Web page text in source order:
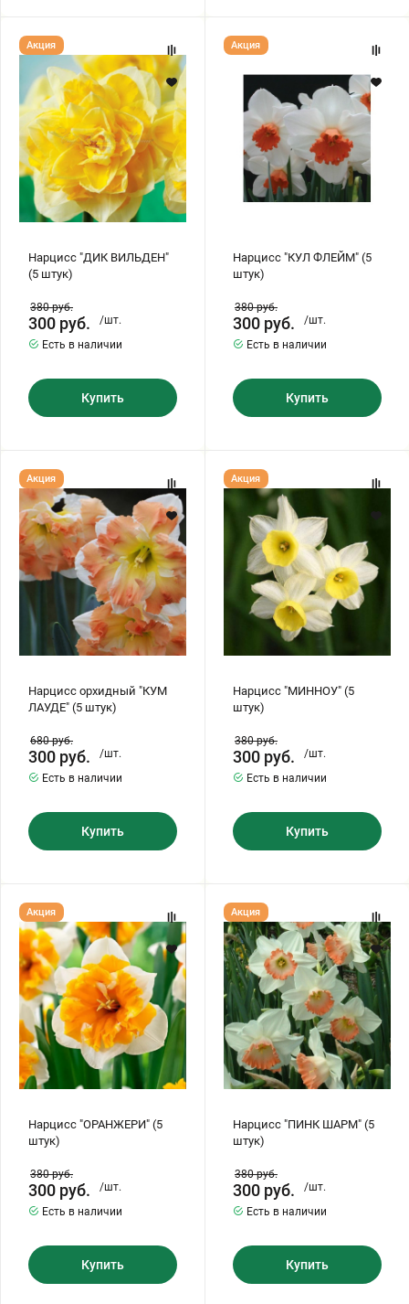
Нарцисс
"ДИК
ВИЛЬДЕН"
штук)
Нарцисс "ДИК ВИЛЬДЕН"
(5 штук)
Акция
380руб.
300 руб.
/шт.
Есть в наличии
Купить
Нарцисс
"КУЛ
штук)
Нарцисс "КУЛ ФЛЕЙМ" (5
штук)
Акция
380руб.
300 руб.
/шт.
Есть в наличии
Купить
Нарцисс
орхидный
"КУМ
ЛАУДЕ"
(5
штук)
Нарцисс орхидный "КУМ
ЛАУДЕ" (5 штук)
Акция
680руб.
300 руб.
/шт.
Есть в наличии
Купить
Нарцисс
"МИННОУ"
(5
штук)
Нарцисс "МИННОУ" (5
штук)
Акция
380руб.
300 руб.
/шт.
Есть в наличии
Купить
Нарцисс
"ОРАНЖЕРИ"
(5
штук)
Нарцисс "ОРАНЖЕРИ" (5
штук)
Акция
380руб.
300 руб.
/шт.
Есть в наличии
Купить
Нарцисс
"ПИНК
ШАРМ"
(5
штук)
Нарцисс "ПИНК ШАРМ" (5
штук)
Акция
380руб.
300 руб.
/шт.
Есть в наличии
Купить